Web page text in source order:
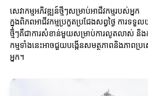
សេវាកម្មអភិវឌ្ឍន៍ថ្មីៗសម្រាប់អាជីវកម្មរបស់អ្នក
ក្នុងពិភពអាជីវកម្មប្រកួតប្រជែងសព្វថ្ងៃ ការទទួ
ថ្មីៗគឺជាការសំខាន់មួយសម្រាប់ការលូតលាស់ និងក
កម្មទាំងនេះអាចជួយបង្កើនសមត្ថភាពនិងភាពប្
អ្នក។